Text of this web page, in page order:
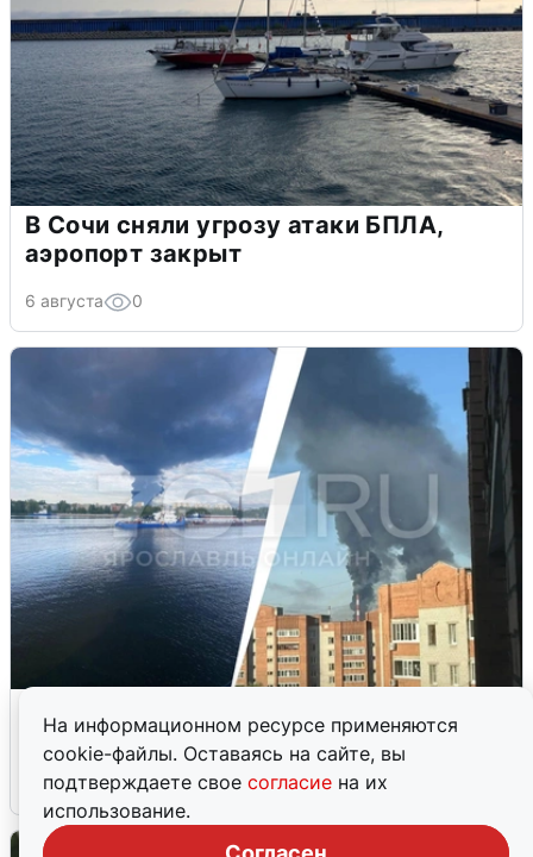
На информационном ресурсе применяются
cookie-файлы. Оставаясь на сайте, вы
подтверждаете свое согласие на их
использование.
В Сочи сняли угрозу атаки БПЛА,
аэропорт закрыт
6 августа 0
попадания и последствия
6 августа 0